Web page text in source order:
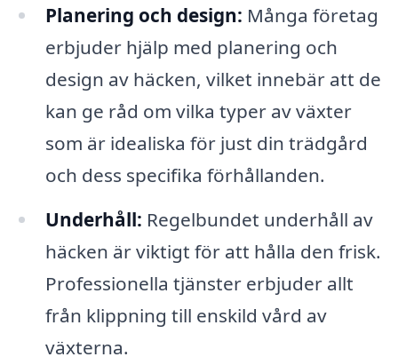
Planering och design: Många företag
erbjuder hjälp med planering och
design av häcken, vilket innebär att de
kan ge råd om vilka typer av växter
som är idealiska för just din trädgård
och dess specifika förhållanden.
Underhåll: Regelbundet underhåll av
häcken är viktigt för att hålla den frisk.
Professionella tjänster erbjuder allt
från klippning till enskild vård av
växterna.